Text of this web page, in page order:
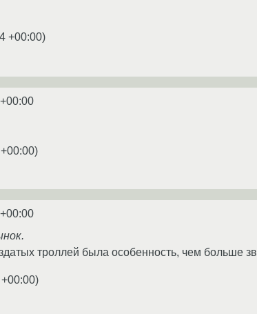
+00:00)
)
троллей была особенность, чем больше
)